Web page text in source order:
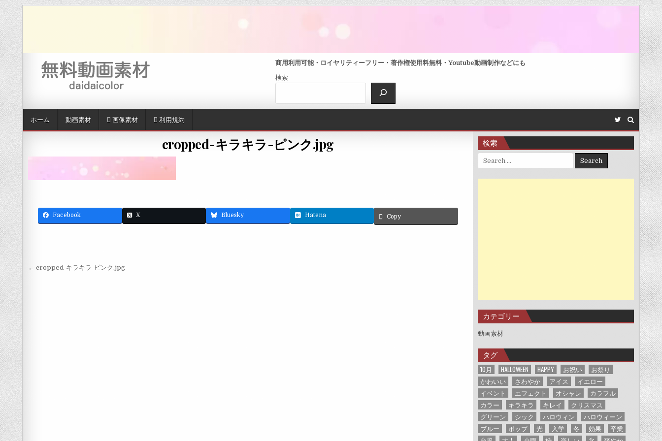
Skip to content
商用利用可能・ロイヤリティーフリー・著作権使用料無料・Youtube動画制作などにも
検索
ホーム 動画素材 画像素材 利用規約
cropped-キラキラ-ピンク.jpg
Facebook X Bluesky Hatena Copy
投稿ナビゲーション
← cropped-キラキラ-ピンク.jpg
検索
Search for:
カテゴリー
動画素材
タグ
10月 HALLOWEEN HAPPY お祝い
お祭り
かわいい
さわやか アイス
イエロー
イベント
エフェクト オシャレ
カラフル
カラー
キラキラ キレイ
クリスマス
グリーン
シック ハロウィン
ハロウィーン
ブルー
ポップ 光 入学 冬 効果
卒業